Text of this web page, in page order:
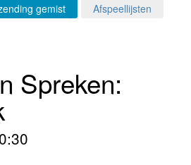
gemist
Afspeellijsten
Spreken: